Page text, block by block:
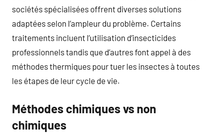
sociétés spécialisées offrent diverses solutions
adaptées selon l’ampleur du problème. Certains
traitements incluent l’utilisation d’insecticides
professionnels tandis que d’autres font appel à des
méthodes thermiques pour tuer les insectes à toutes
les étapes de leur cycle de vie.
Méthodes chimiques vs non
chimiques